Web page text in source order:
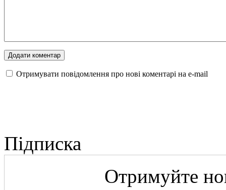
Отримувати повідомлення про нові коментарі на е-mail
Підписка
Отримуйте